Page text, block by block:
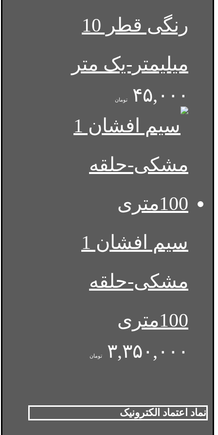
رنگی قطر 10
میلیمتر-یک متر
۴۵,۰۰۰
تومان
سیم افشان 1
مشکی-حلقه
100متری
۳,۳۵۰,۰۰۰
تومان
نماد اعتماد الکترونیک